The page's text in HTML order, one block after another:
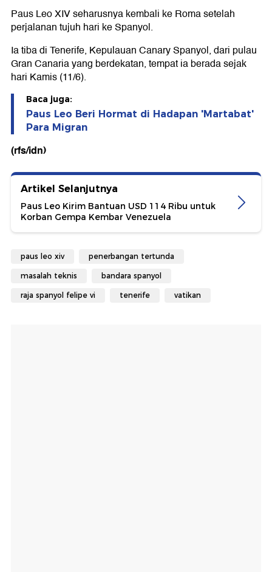
Paus Leo XIV seharusnya kembali ke Roma setelah
perjalanan tujuh hari ke Spanyol.
Ia tiba di Tenerife, Kepulauan Canary Spanyol, dari pulau
Gran Canaria yang berdekatan, tempat ia berada sejak
hari Kamis (11/6).
Baca juga:
Paus Leo Beri Hormat di Hadapan 'Martabat'
Para Migran
(rfs/idn)
Artikel Selanjutnya
Paus Leo Kirim Bantuan USD 114 Ribu untuk
Korban Gempa Kembar Venezuela
paus leo xiv penerbangan tertunda
masalah teknis bandara spanyol
raja spanyol felipe vi tenerife vatikan